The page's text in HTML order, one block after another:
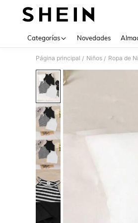
Categorías Novedades
Página principal / Niños / Ropa de